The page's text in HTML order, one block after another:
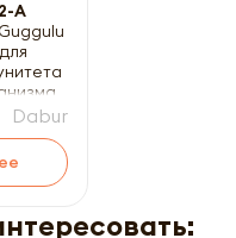
A
Dabur